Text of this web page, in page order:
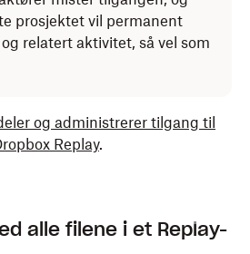
prosjektet vil permanent
relatert aktivitet, så vel som
og administrerer tilgang til
Replay.
alle filene i et Replay-